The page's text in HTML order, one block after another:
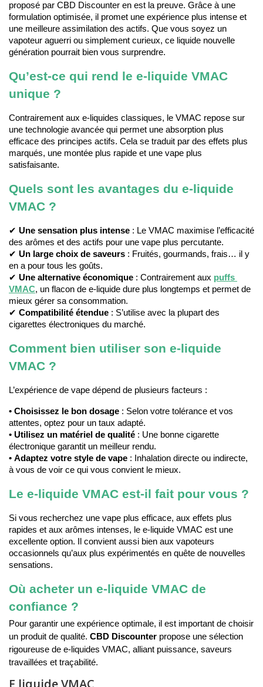
E liquide VMAC
(6 avis)
proposé par CBD Discounter en est la preuve. Grâce à une
formulation optimisée, il promet une expérience plus intense et
une meilleure assimilation des actifs. Que vous soyez un
vapoteur aguerri ou simplement curieux, ce liquide nouvelle
génération pourrait bien vous surprendre.
Qu’est-ce qui rend le e-liquide VMAC
unique ?
Contrairement aux e-liquides classiques, le VMAC repose sur
une technologie avancée qui permet une absorption plus
efficace des principes actifs. Cela se traduit par des effets plus
marqués, une montée plus rapide et une vape plus
satisfaisante.
Quels sont les avantages du e-liquide
VMAC ?
✔ Une sensation plus intense : Le VMAC maximise l’efficacité
des arômes et des actifs pour une vape plus percutante.
✔ Un large choix de saveurs : Fruités, gourmands, frais… il y
en a pour tous les goûts.
✔ Une alternative économique : Contrairement aux puffs
VMAC, un flacon de e-liquide dure plus longtemps et permet de
mieux gérer sa consommation.
✔ Compatibilité étendue : S’utilise avec la plupart des
cigarettes électroniques du marché.
Comment bien utiliser son e-liquide
VMAC ?
L’expérience de vape dépend de plusieurs facteurs :
• Choisissez le bon dosage : Selon votre tolérance et vos
attentes, optez pour un taux adapté.
• Utilisez un matériel de qualité : Une bonne cigarette
électronique garantit un meilleur rendu.
• Adaptez votre style de vape : Inhalation directe ou indirecte,
à vous de voir ce qui vous convient le mieux.
Le e-liquide VMAC est-il fait pour vous ?
Si vous recherchez une vape plus efficace, aux effets plus
rapides et aux arômes intenses, le e-liquide VMAC est une
excellente option. Il convient aussi bien aux vapoteurs
occasionnels qu’aux plus expérimentés en quête de nouvelles
sensations.
Où acheter un e-liquide VMAC de
confiance ?
Pour garantir une expérience optimale, il est important de choisir
un produit de qualité. CBD Discounter propose une sélection
rigoureuse de e-liquides VMAC, alliant puissance, saveurs
travaillées et traçabilité.